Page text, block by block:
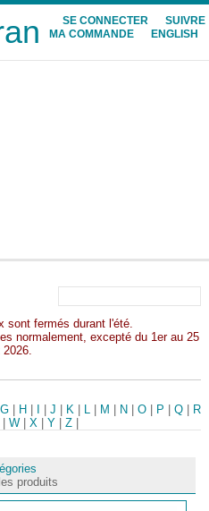
SE CONNECTER
SUIVRE
MA COMMANDE
ENGLISH
sont fermés durant l'été.
normalement, excepté du 1er au 25
2026.
G H |J K L M N |O P |Q
R
W| X| Y| Z|
produits